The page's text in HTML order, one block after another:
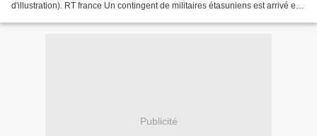
d'illustration). RT france Un contingent de militaires étasuniens est arrivé en
Publicité